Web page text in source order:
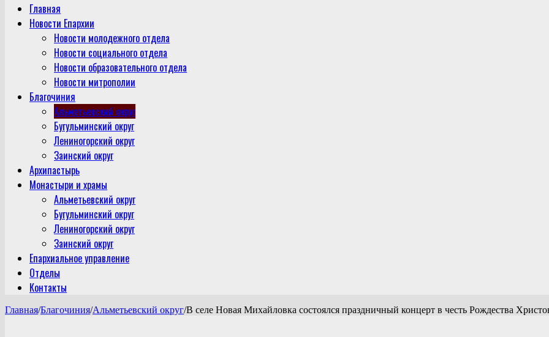
Главная
Новости Епархии
Новости молодежного отдела
Новости социального отдела
Новости образовательного отдела
Новости митрополии
Благочиния
Альметьевский округ
Бугульминский округ
Лениногорский округ
Заинский округ
Архипастырь
Монастыри и храмы
Альметьевский округ
Бугульминский округ
Лениногорский округ
Заинский округ
Епархиальное управление
Отделы
Контакты
Главная/Благочиния/Альметьевский округ/В селе Новая Михайловка состоялся праздничный концерт в честь Рождества